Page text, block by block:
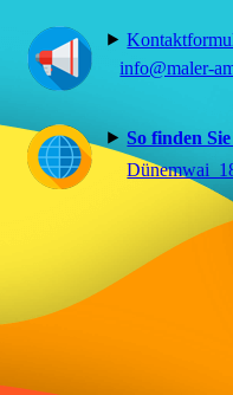
⯈
info@maler-
⯈So finden
Dünemwai